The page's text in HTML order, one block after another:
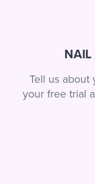
NAIL
Tell us about
your free trial